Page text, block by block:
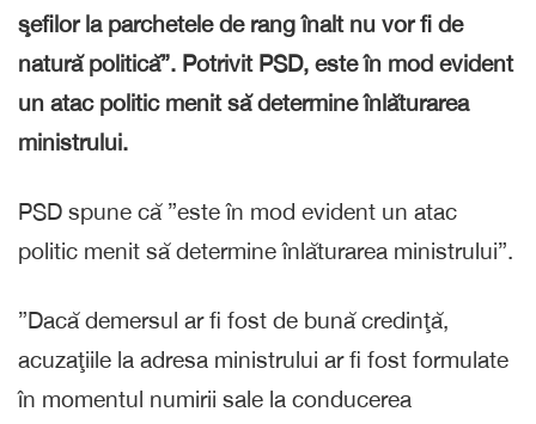
şefilor la parchetele de rang înalt nu vor fi de
natură politică”. Potrivit PSD, este în mod evident
un atac politic menit să determine înlăturarea
ministrului.
PSD spune că ”este în mod evident un atac
politic menit să determine înlăturarea ministrului”.
”Dacă demersul ar fi fost de bună credinţă,
acuzaţiile la adresa ministrului ar fi fost formulate
în momentul numirii sale la conducerea